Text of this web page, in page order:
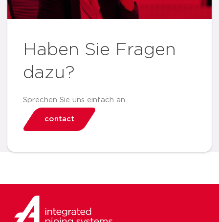
Haben Sie Fragen
dazu?
Sprechen Sie uns einfach an.
contact